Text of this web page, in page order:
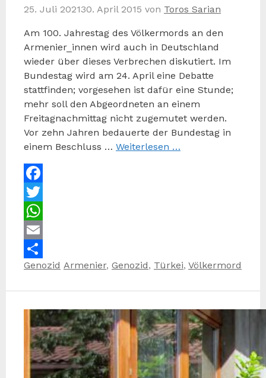
25. Juli 202130. April 2015 von Toros Sarian
Am 100. Jahrestag des Völkermords an den
Armenier_innen wird auch in Deutschland
wieder über dieses Verbrechen diskutiert. Im
Bundestag wird am 24. April eine Debatte
stattfinden; vorgesehen ist dafür eine Stunde;
mehr soll den Abgeordneten an einem
Freitagnachmittag nicht zugemutet werden.
Vor zehn Jahren bedauerte der Bundestag in
einem Beschluss … Weiterlesen …
Facebook
Twitter
WhatsApp
Email
Teilen
Kategorien
Genozid Schlagwörter
Armenier, Genozid, Türkei, Völkermord